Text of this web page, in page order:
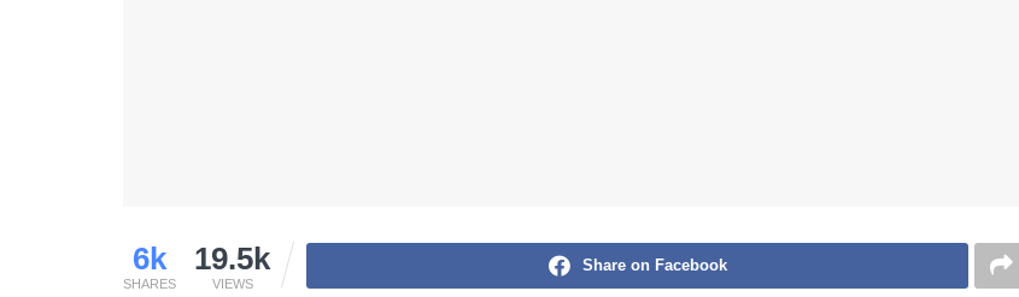
6k
SHARES
19.5k
VIEWS
Share on Facebook